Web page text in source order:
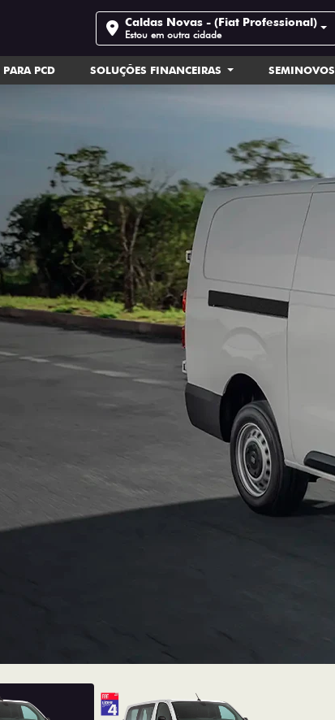
Caldas Novas - (Fiat Professional)
Estou em outra cidade
PCD SOLUÇÕES FINANCEIRAS SEMINOVOS